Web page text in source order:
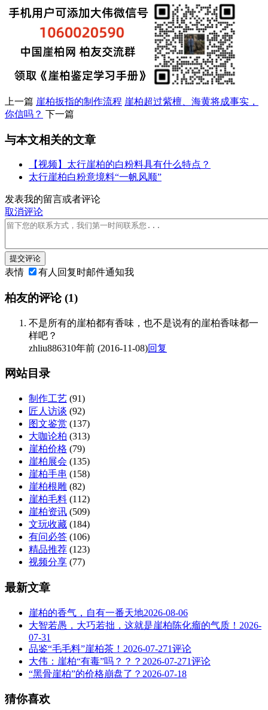
上一篇 崖柏扳指的制作流程 崖柏超过紫檀、海黄将成事实，
你信吗？ 下一篇
与本文相关的文章
【视频】太行崖柏的白粉料具有什么特点？
太行崖柏白粉意境料“一帆风顺”
发表我的留言或者评论
取消评论
提交评论
表情 有人回复时邮件通知我
柏友的评论(1)
不是所有的崖柏都有香味，也不是说有的崖柏香味都一
样吧？
zhliu886310年前 (2016-11-08)回复
网站目录
制作工艺 (91)
匠人访谈 (92)
图文鉴赏 (137)
大咖论柏 (313)
崖柏价格 (79)
崖柏展会 (135)
崖柏手串 (158)
崖柏根雕 (82)
崖柏毛料 (112)
崖柏资讯 (509)
文玩收藏 (184)
有问必答 (106)
精品推荐 (123)
视频分享 (77)
最新文章
崖柏的香气，自有一番天地2026-08-06
大智若愚，大巧若拙，这就是崖柏陈化瘤的气质！ 2026-
07-31
品鉴“毛毛料”崖柏茶！ 2026-07-271评论
大伟：崖柏“有毒”吗？？？ 2026-07-271评论
“黑骨崖柏”的价格崩盘了？ 2026-07-18
猜你喜欢